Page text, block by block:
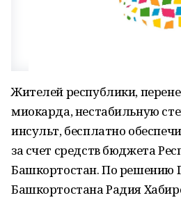
Жителей республики,
миокарда, нестабильную
инсульт, бесплатно
за счет средств бюджета
Башкортостан. По решению
Башкортостана Радия